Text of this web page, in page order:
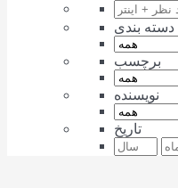
دسته بندی
برچسب
نویسنده
تاریخ